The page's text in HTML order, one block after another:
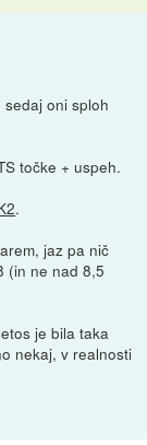
oni sploh
točke + uspeh.
.
jaz pa nič
(in ne nad 8,5
je bila taka
nekaj, v realnosti